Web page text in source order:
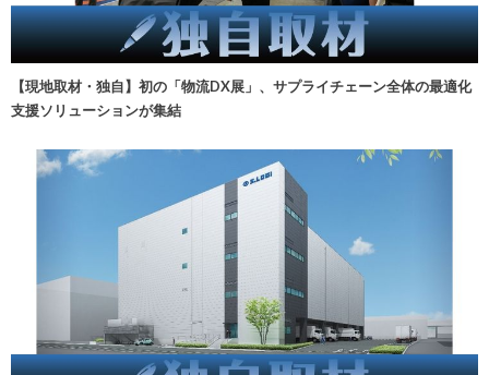
【現地取材・独自】初の「物流DX展」、サプライチェーン全体の最適化
支援ソリューションが集結